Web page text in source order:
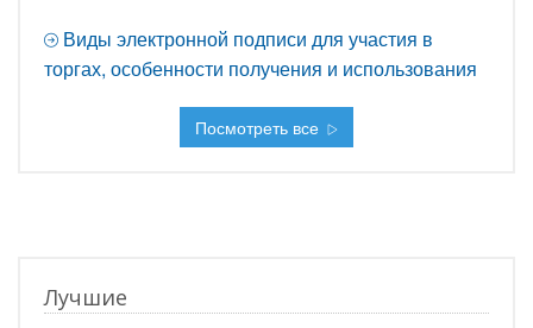
Виды электронной подписи для участия в
торгах, особенности получения и использования
Посмотреть все
Лучшие